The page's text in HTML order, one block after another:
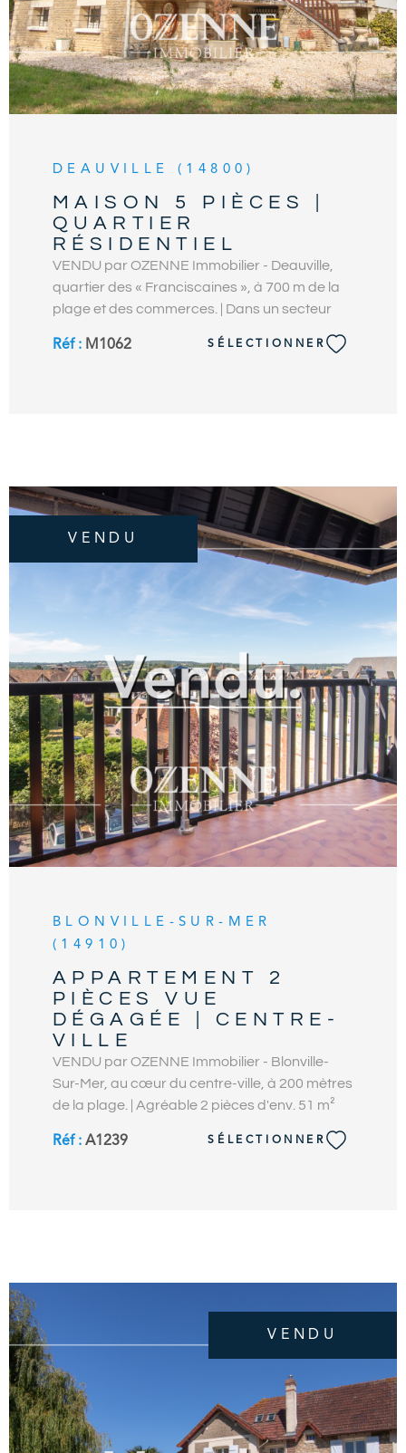
DEAUVILLE (14800)
MAISON 5 PIÈCES |
QUARTIER
RÉSIDENTIEL
VENDU par OZENNE Immobilier - Deauville,
quartier des « Franciscaines », à 700 m de la
plage et des commerces. | Dans un secteur
résidentiel calme, maison 5 pièces à rénover
d'env. 150 m2 bâtie sur 3 niveaux avec jardin
cuisine aménagée indépendante, 1 vaste
chambre avec accès terrasse, une salle de
bains, cellier et wc indépendants. À l’étage, un
palier dessert, 1 suite parentale avec dressing
pouvant être aménagé en chambre, 1 vaste
chambre, une salle de bains avec douche et
baignoire, wc indépendants. En demi sous-sol,
3 pièces pouvant être transformées en
habitable, double garage. Terrain de 655 m2
avec jardin arboré exposé Sud et
emplacement de stationnement. OZENNE
Immobilier, Votre Agence Immobilière en bord
de mer. Contact : 02.31.81.05.05.
Réf : M1062 SÉLECTIONNER
BLONVILLE-SUR-MER
(14910)
APPARTEMENT 2
PIÈCES VUE
DÉGAGÉE | CENTRE-
VILLE
VENDU par OZENNE Immobilier - Blonville-
Sur-Mer, au cœur du centre-ville, à 200 mètres
de la plage. | Agréable 2 pièces d'env. 51 m²
avec balcon-terrasse plein Sud bénéficiant
d’une vue dégagée. Il offre, une entrée avec
extérieur privatif complètent ce bien. En étage
calme, à quelques pas de la plage, des
commerces, restaurants et loisirs. Proximité
immédiate de Deauville. OZENNE Immobilier,
Votre Agence Immobilière en bord de mer.
Contact : 02.31.81.05.05. Les informations sur
Réf : A1239 SÉLECTIONNER
VENDU
VOIR LE BIEN
VENDU